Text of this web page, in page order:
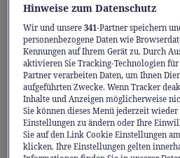
kombinieren. Ob Sie die
suchen oder gemeinsam
– hier sind fünf Tipps für
Ausflug:
Der Rekord-
Estavayer-le-Lac
Hinweise zum Datenschutz
Wir und unsere341-Partner speichern
personenbezogene Daten wie
Kennungen auf Ihrem Gerät zu. Durch
aktivieren Sie Tracking-Technologien
Partner verarbeiten Daten, um Ihnen
aufgeführten Zwecke. Wenn Tracker
Inhalte und Anzeigen möglicherweise
Sie können dieses Menü jederzeit
Einstellungen zu ändern oder Ihre
Sie auf den Link Cookie Einstellungen
klicken. Ihre Einstellungen gelten